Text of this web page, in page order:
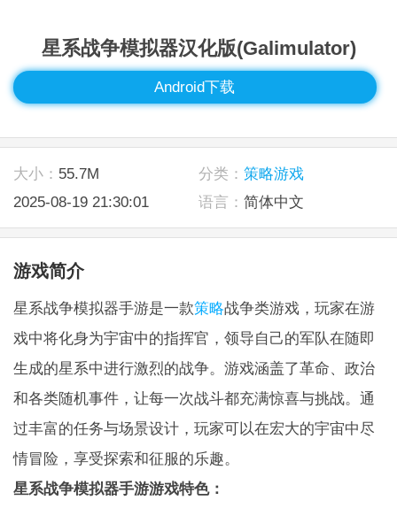
星系战争模拟器汉化版(Galimulator)
Android下载
大小： 55.7M 分类： 策略游戏
2025-08-19 21:30:01
语言： 简体中文
游戏简介
星系战争模拟器手游是一款策略战争类游戏，玩家在游
戏中将化身为宇宙中的指挥官，领导自己的军队在随即
生成的星系中进行激烈的战争。游戏涵盖了革命、政治
和各类随机事件，让每一次战斗都充满惊喜与挑战。通
过丰富的任务与场景设计，玩家可以在宏大的宇宙中尽
情冒险，享受探索和征服的乐趣。
星系战争模拟器手游游戏特色：